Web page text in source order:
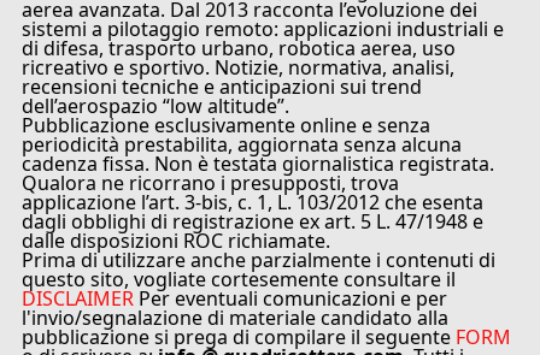
aerea avanzata. Dal 2013 racconta l’evoluzione dei
sistemi a pilotaggio remoto: applicazioni industriali e
di difesa, trasporto urbano, robotica aerea, uso
ricreativo e sportivo. Notizie, normativa, analisi,
recensioni tecniche e anticipazioni sui trend
dell’aerospazio “low altitude”.
Pubblicazione esclusivamente online e senza
periodicità prestabilita, aggiornata senza alcuna
cadenza fissa. Non è testata giornalistica registrata.
Qualora ne ricorrano i presupposti, trova
applicazione l’art. 3-bis, c. 1, L. 103/2012 che esenta
dagli obblighi di registrazione ex art. 5 L. 47/1948 e
dalle disposizioni ROC richiamate.
Prima di utilizzare anche parzialmente i contenuti di
questo sito, vogliate cortesemente consultare il
DISCLAIMER Per eventuali comunicazioni e per
l'invio/segnalazione di materiale candidato alla
pubblicazione si prega di compilare il seguente FORM